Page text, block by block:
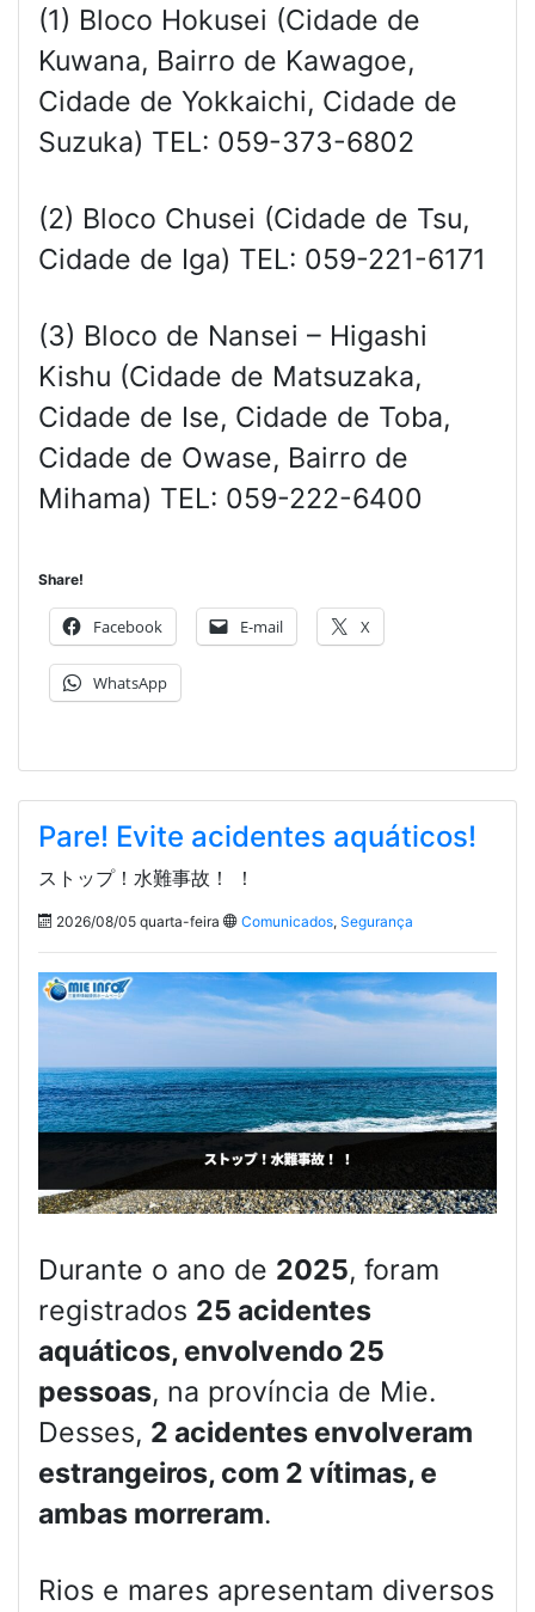
(1) Bloco Hokusei (Cidade de
Kuwana, Bairro de Kawagoe,
Cidade de Yokkaichi, Cidade de
Suzuka) TEL: 059-373-6802
(2) Bloco Chusei (Cidade de Tsu,
Cidade de Iga) TEL: 059-221-6171
(3) Bloco de Nansei – Higashi
Kishu (Cidade de Matsuzaka,
Cidade de Ise, Cidade de Toba,
Cidade de Owase, Bairro de
Mihama) TEL: 059-222-6400
Share!
Facebook E-mail X
WhatsApp
Pare! Evite acidentes aquáticos!
ストップ！水難事故！ ！
2026/08/05 quarta-feira Comunicados, Segurança
Durante o ano de 2025, foram
registrados 25 acidentes
aquáticos, envolvendo 25
pessoas, na província de Mie.
Desses, 2 acidentes envolveram
estrangeiros, com 2 vítimas, e
ambas morreram.
Rios e mares apresentam diversos